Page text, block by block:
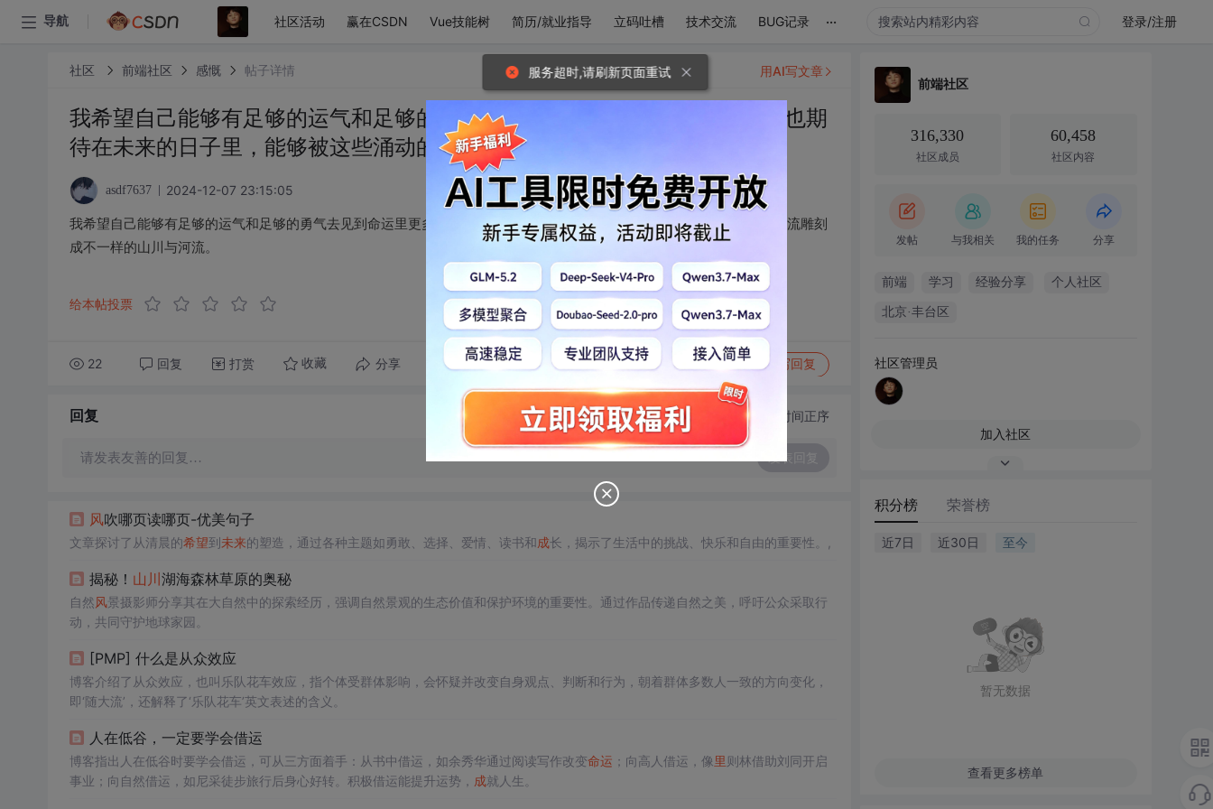
导航 社区活动 赢在CSDN Vue技能树 简历/就业指导 立码吐槽 技术交流 BUG记录 ... 登录/注册
社区 前端社区 感慨 帖子详情
我希望自己能够有足够的运气和足够的勇气去见到命运里更多的不同的风。也期
待在未来的日子里，能够被这些涌动的气流雕刻成不一样的山川与河流。
asdf7637 2024-12-07 23:15:05
我希望自己能够有足够的运气和足够的勇气去见到命运里更多的不同的风。也期待在未来的日子里，能够被这些涌动的气流雕刻
成不一样的山川与河流。
给本帖投票
22 回复 打赏 收藏 分享 转发到动态 举报 写回复
用AI写文章
回复 切换为时间正序
请发表友善的回复…
风吹哪页读哪页-优美句子
文章探讨了从清晨的希望到未来的塑造，通过各种主题如勇敢、选择、爱情、读书和成长，揭示了生活中的挑战、快乐和自由的重要性。,
揭秘！ 山川 湖海森林草原的奥秘
自然风景摄影师分享其在大自然中的探索经历，强调自然景观的生态价值和保护环境的重要性。通过作品传递自然之美，呼吁公众采取行
动，共同守护地球家园。
[PMP] 什么是从众效应
博客介绍了从众效应，也叫乐队花车效应，指个体受群体影响，会怀疑并改变自身观点、判断和行为，朝着群体多数人一致的方向变化，
即‘随大流’，还解释了‘乐队花车’英文表述的含义。
人在低谷，一定要学会借运
博客指出人在低谷时要学会借运，可从三方面着手：从书中借运，如余秀华通过阅读写作改变命运 ；向高人借运，像里 则林借助刘同开启
事业；向自然借运，如尼采徒步旅行后身心好转。积极借运能提升运势， 成就人生。
前端社区
316,330
社区成员
60,458
社区内容
发帖 与我相关 我的任务 分享
前端 学习 经验分享 个人社区
北京·丰台区
社区管理员
加入社区
积分榜 荣誉榜
近7日 近30日 至今
暂无数据
查看更多榜单
服务超时,请刷新页面重试